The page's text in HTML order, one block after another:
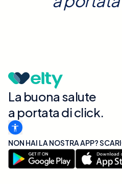
La buona salute
a portata di click.
NON HAI LA NOSTRA APP?